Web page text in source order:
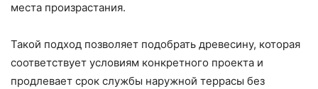
места произрастания.
Такой подход позволяет подобрать древесину, которая
соответствует условиям конкретного проекта и
продлевает срок службы наружной террасы без